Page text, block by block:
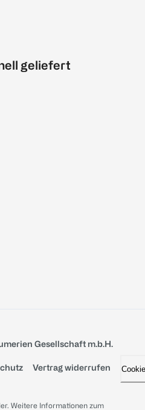
geliefert
Gesellschaft m.b.H.
Vertrag widerrufen
Weitere Informationen zum